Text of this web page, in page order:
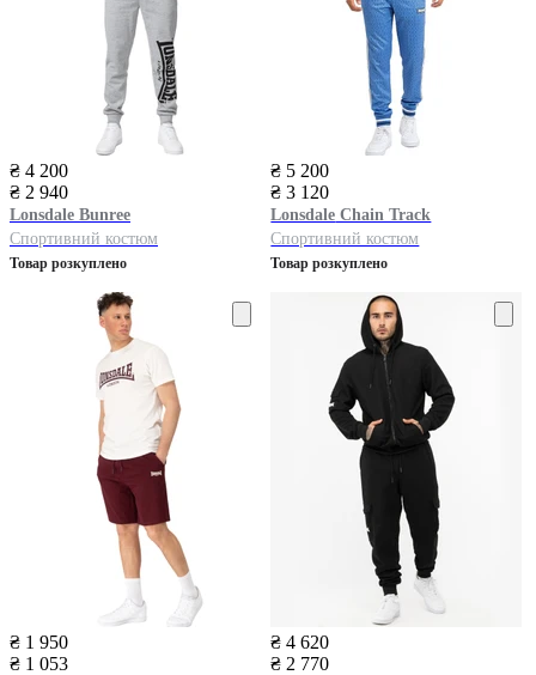
₴ 4 200
₴ 2 940
Lonsdale Bunree
Спортивний костюм
Товар розкуплено
₴ 5 200
₴ 3 120
Lonsdale Chain Track
Спортивний костюм
Товар розкуплено
₴ 1 950
₴ 1 053
₴ 4 620
₴ 2 770